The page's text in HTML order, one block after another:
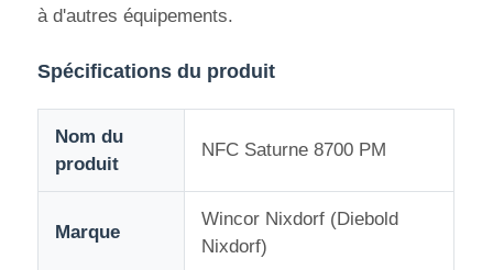
Tous les cas
Demande de soumission
Pièces pour ATM Diebold
à d'autres équipements.
Spécifications du produit
Nom du
produit
NFC Saturne 8700 PM
Marque
Wincor Nixdorf (Diebold
Nixdorf)